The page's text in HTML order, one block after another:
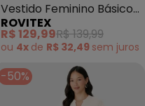
Vestido Feminino Básico
Midi em Ribana
(Vermelho)
ROVITEX
R$ 129,99R$ 139,99
ou 4x de R$ 32,49 sem juros
-50%